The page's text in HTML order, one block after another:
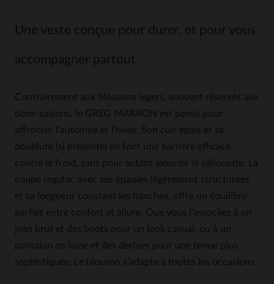
Une veste conçue pour durer, et pour vous
accompagner partout
Contrairement aux blousons légers, souvent réservés aux
demi-saisons, le GREG MARRON est pensé pour
affronter l’automne et l’hiver. Son cuir épais et sa
doublure (si présente) en font une barrière efficace
contre le froid, sans pour autant alourdir la silhouette. La
coupe regular, avec ses épaules légèrement structurées
et sa longueur couvrant les hanches, offre un équilibre
parfait entre confort et allure. Que vous l’associiez à un
jean brut et des boots pour un look casual, ou à un
pantalon en laine et des derbies pour une tenue plus
sophistiquée, ce blouson s’adapte à toutes les occasions.